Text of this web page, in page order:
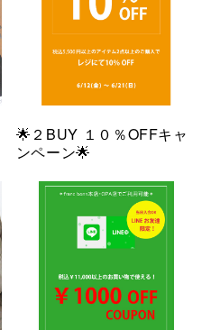
🌟２BUY １０％OFFキャ
ンペーン🌟